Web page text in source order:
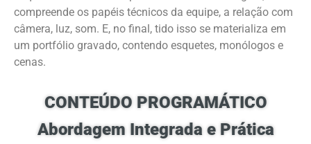
compreende os papéis técnicos da equipe, a relação com
câmera, luz, som. E, no final, tido isso se materializa em
um portfólio gravado, contendo esquetes, monólogos e
cenas.
CONTEÚDO PROGRAMÁTICO
Abordagem Integrada e Prática